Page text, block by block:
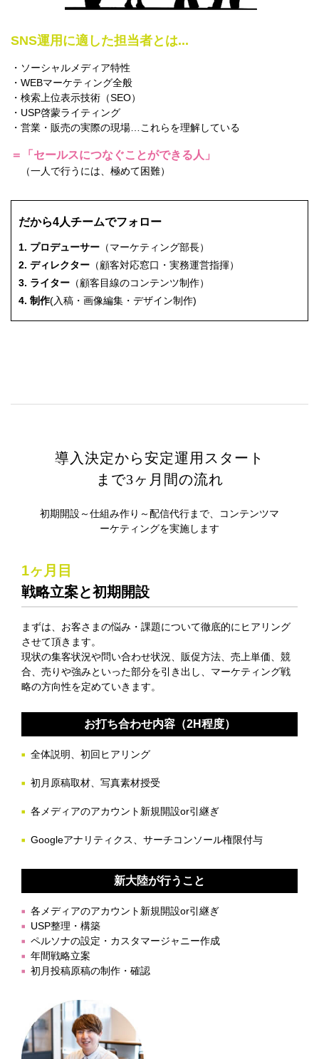
SNS運用に適した担当者とは...
・ソーシャルメディア特性
・WEBマーケティング全般
・検索上位表示技術（SEO）
・USP啓蒙ライティング
・営業・販売の実際の現場…これらを理解している
＝「セールスにつなぐことができる人」
（一人で行うには、極めて困難）
だから4人チームでフォロー
1. プロデューサー （マーケティング部長）
2. ディレクター （顧客対応窓口・実務運営指揮）
3. ライター （顧客目線のコンテンツ制作）
4. 制作(入稿・画像編集・デザイン制作)
導入決定から安定運用スタート
まで3ヶ月間の流れ
初期開設～仕組み作り～配信代行まで、コンテンツマ
ーケティングを実施します
1ヶ月目
戦略立案と初期開設
まずは、お客さまの悩み・課題について徹底的にヒアリング
させて頂きます。
現状の集客状況や問い合わせ状況、販促方法、売上単価、競
合、売りや強みといった部分を引き出し、 マーケティング戦
略の方向性を定めていきます。
お打ち合わせ内容（2H程度）
全体説明、初回ヒアリング
初月原稿取材、写真素材授受
各メディアのアカウント新規開設or引継ぎ
Googleアナリティクス、サーチコンソール権限付与
新大陸が行うこと
各メディアのアカウント新規開設or引継ぎ
USP整理・構築
ペルソナの設定・カスタマージャニー作成
年間戦略立案
初月投稿原稿の制作・確認